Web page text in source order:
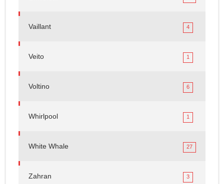
Vaillant 4
Veito 1
Voltino 6
Whirlpool 1
White Whale 27
Zahran 3